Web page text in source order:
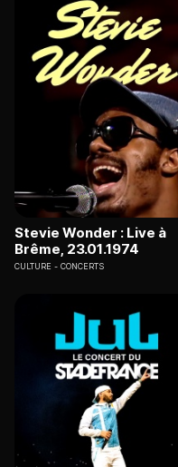
Stevie Wonder : Live à
Brême, 23.01.1974
CULTURE CONCERTS